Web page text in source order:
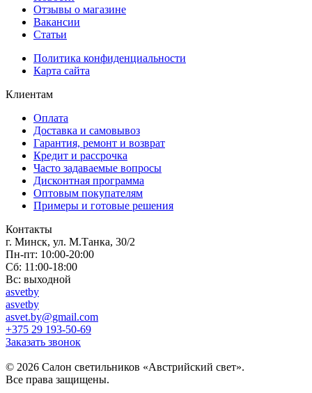
Отзывы о магазине
Вакансии
Статьи
Политика конфиденциальности
Карта сайта
Клиентам
Оплата
Доставка и самовывоз
Гарантия, ремонт и возврат
Кредит и рассрочка
Часто задаваемые вопросы
Дисконтная программа
Оптовым покупателям
Примеры и готовые решения
Контакты
г. Минск, ул. М.Танка, 30/2
Пн-пт: 10:00-20:00
Сб: 11:00-18:00
Вс: выходной
asvetby
asvetby
asvet.by@gmail.com
+375 29 193-50-69
Заказать звонок
© 2026 Салон светильников «Австрийский свет».
Все права защищены.